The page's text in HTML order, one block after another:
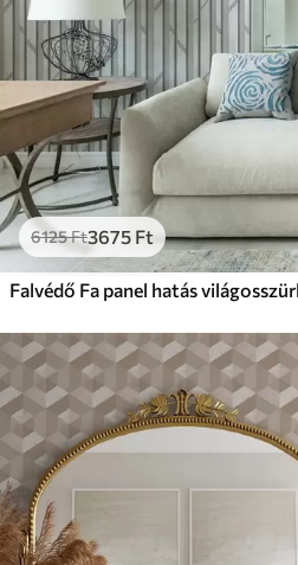
6125Ft3675 Ft